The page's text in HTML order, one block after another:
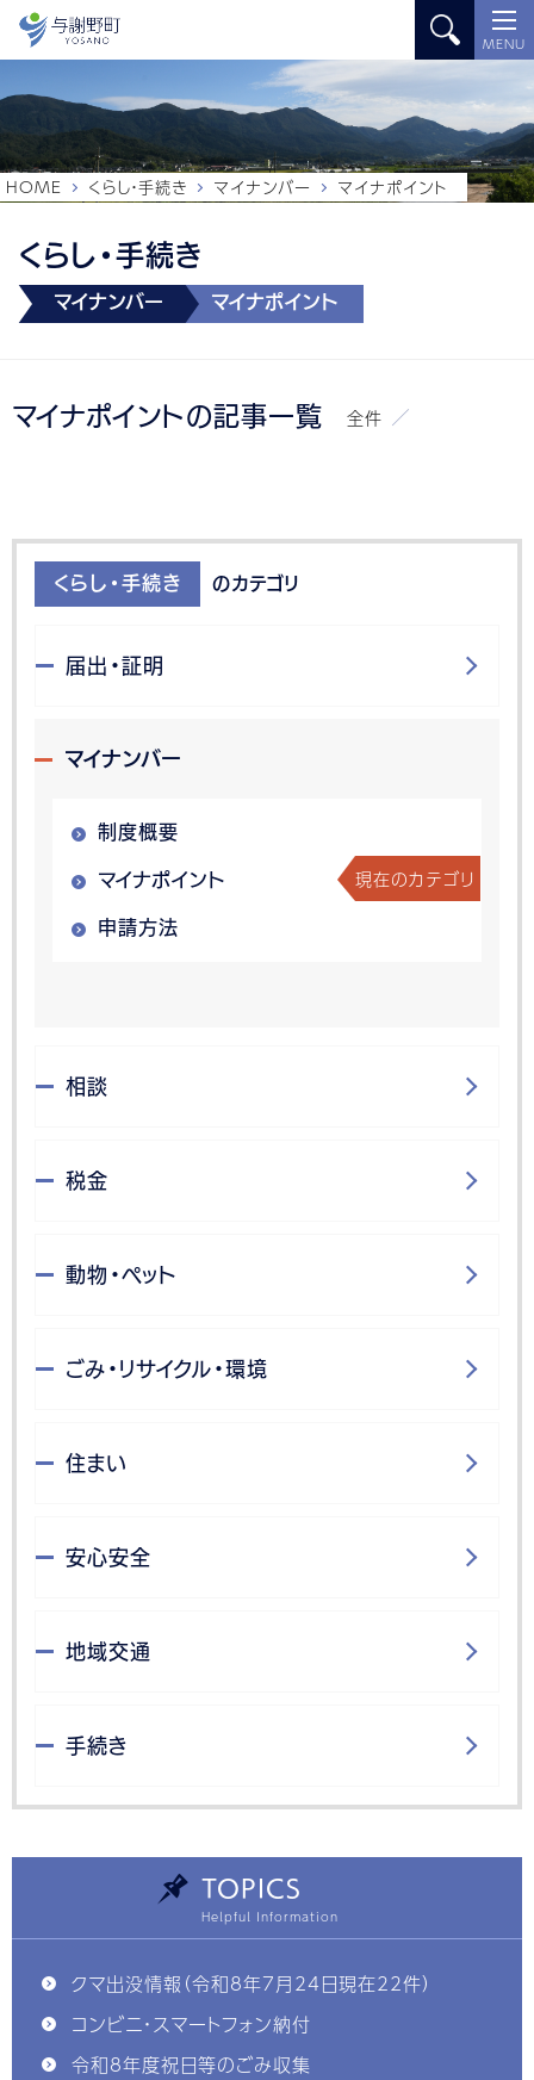
MENU
くらし・手続き
マイナンバー マイナポイント
HOME くらし・手続き マイナンバー マイナポイント
マイナポイントの記事一覧 全件
くらし・手続き のカテゴリ
届出・証明
マイナンバー
制度概要
マイナポイント 現在のカテゴリ
申請方法
相談
税金
動物・ペット
ごみ・リサイクル・環境
住まい
安心安全
地域交通
手続き
TOPICS
クマ出没情報（令和8年7月24日現在22件）
コンビニ・スマートフォン納付
令和8年度祝日等のごみ収集